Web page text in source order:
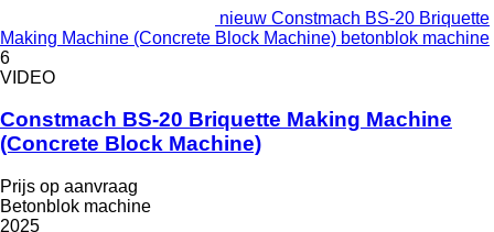
nieuw Constmach BS-20 Briquette
Making Machine (Concrete Block Machine) betonblok machine
6
VIDEO
Constmach BS-20 Briquette Making Machine
(Concrete Block Machine)
Prijs op aanvraag
Betonblok machine
2025